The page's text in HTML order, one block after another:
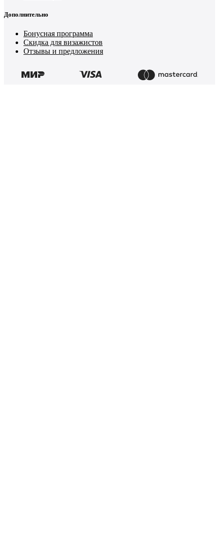
Дополнительно
Бонусная программа
Скидка для визажистов
Отзывы и предложения